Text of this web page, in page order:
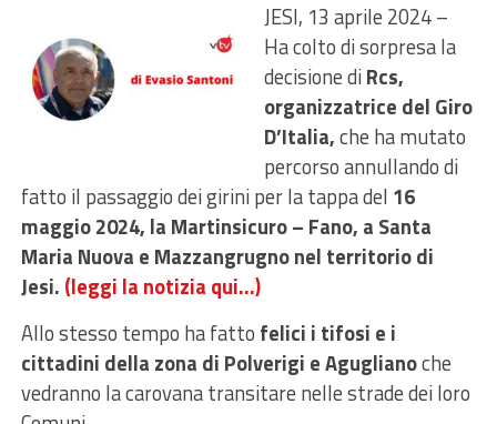
JESI, 13 aprile 2024 –
Ha colto di sorpresa la
decisione diRcs,
organizzatrice del Giro
D’Italia,che ha mutato
percorso annullando di
fatto il passaggio dei girini per la tappa del 16
maggio 2024, la Martinsicuro – Fano, a Santa
Maria Nuova e Mazzangrugno nel territorio di
Jesi. (leggi la notizia qui…)
Allo stesso tempo ha fatto felici i tifosi e i
cittadini della zona di Polverigi e Aguglianoche
vedranno la carovana transitare nelle strade dei loro